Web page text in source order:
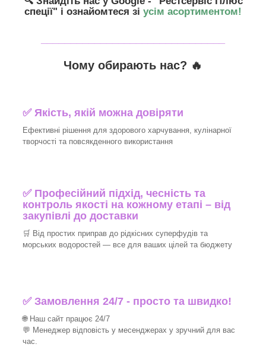
спеції" і ознайомтеся зі усім асортиментом!
Чому обирають нас? 🔥
✅ Якість, якій можна довіряти
Ефективні рішення для здорового харчування, кулінарної
творчості та повсякденного використання
✅ Професійний підхід, чесність та
контроль якості на кожному етапі – від
закупівлі до доставки
🛒 Від простих приправ до рідкісних суперфудів та
морських водоростей — все для ваших цілей та бюджету
✅ Замовлення 24/7 - просто та швидко!
🌐 Наш сайт працює 24/7
💬 Менеджер відповість у месенджерах у зручний для вас
час.